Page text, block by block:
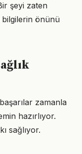
şeyi zaten
bilgilerin önünü
zamanla
hazırlıyor.
sağlıyor.